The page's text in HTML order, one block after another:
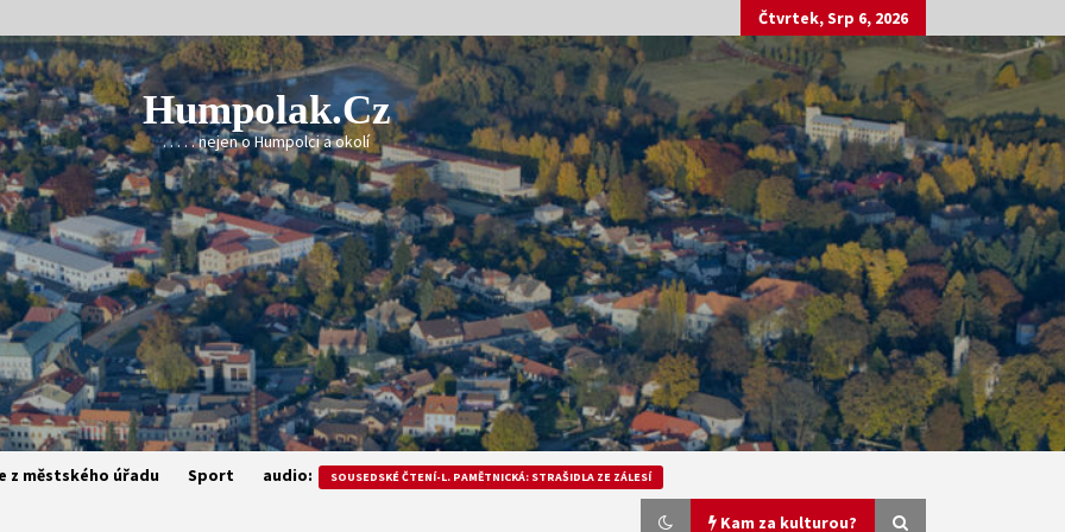
Čtvrtek, Srp 6, 2026
Humpolak.cz
. . . . . nejen o Humpolci a okolí
z městského úřadu Sport audio: SOUSEDSKÉ ČTENÍ-L. PAMĚTNICKÁ: STRAŠIDLA ZE ZÁLESÍ
Kam za kulturou?